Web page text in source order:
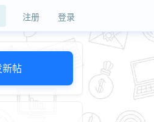
注册 登录
帖